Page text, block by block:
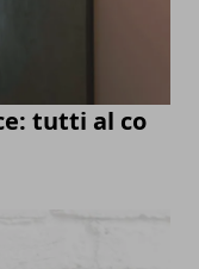
tutti al co